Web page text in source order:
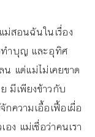
ม่สอนฉันในเรื่อง
ทำบุญ และอุทิศ
แต่แม่ไม่เคยขาด
มีเพียงข้าวกับ
ความเอื้อเฟื้อเผื่อ
ง แม่เชื่อว่าคนเรา